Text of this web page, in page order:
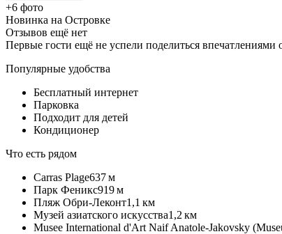
+6 фото
Новинка на Островке
Отзывов ещё нет
Первые гости ещё не успели поделиться
Популярные удобства
Бесплатный интернет
Парковка
Подходит для детей
Кондиционер
Что есть рядом
Carras Plage637 м
Парк Феникс919 м
Пляж Обри-Леконт1,1 км
Музей азиатского искусства1,2 км
Musee International d'Art Naif Anatole-Jakovsky